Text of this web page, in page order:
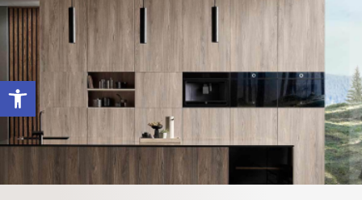
פתח
לייעוץ מקצועי והצעת מחיר: 072-2160644